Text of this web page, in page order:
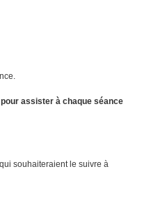
assister à chaque séance
souhaiteraient le suivre à